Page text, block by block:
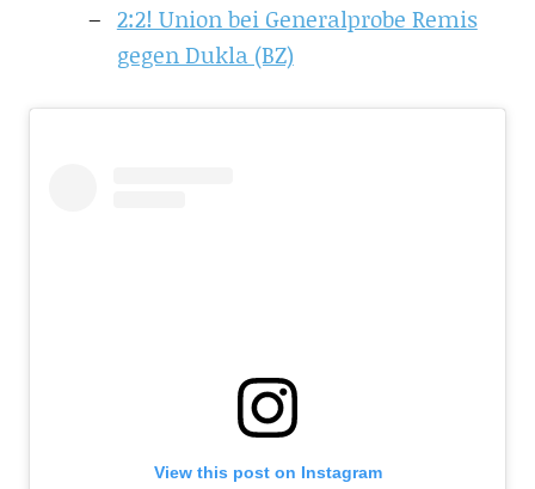
2:2! Union bei Generalprobe Remis
gegen Dukla (BZ)
View this post on Instagram